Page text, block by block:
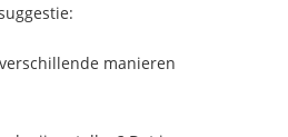
manieren